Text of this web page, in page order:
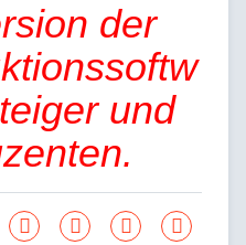
der
und